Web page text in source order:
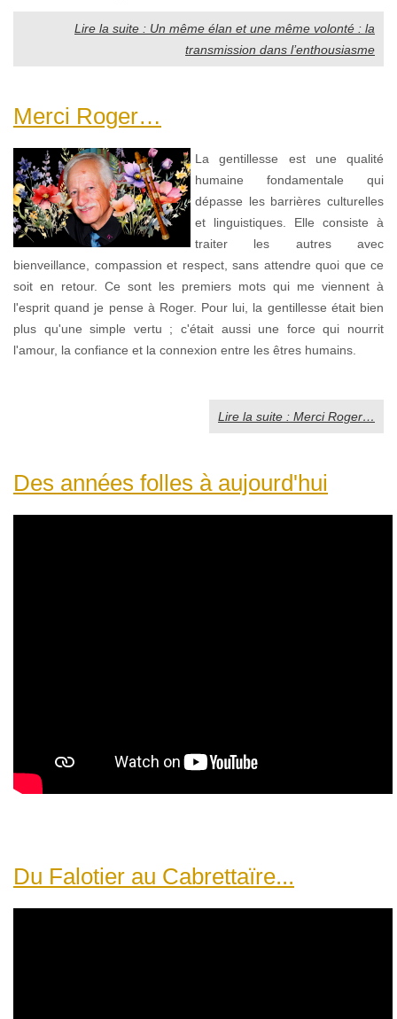
Lire la suite : Un même élan et une même volonté : la
transmission dans l’enthousiasme
Merci Roger…
La gentillesse est une qualité
humaine fondamentale qui
dépasse les barrières culturelles
et linguistiques. Elle consiste à
traiter les autres avec
bienveillance, compassion et respect, sans attendre quoi que ce
soit en retour. Ce sont les premiers mots qui me viennent à
l'esprit quand je pense à Roger. Pour lui, la gentillesse était bien
plus qu'une simple vertu ; c'était aussi une force qui nourrit
l'amour, la confiance et la connexion entre les êtres humains.
Lire la suite : Merci Roger…
Des années folles à aujourd'hui
Du Falotier au Cabrettaïre...